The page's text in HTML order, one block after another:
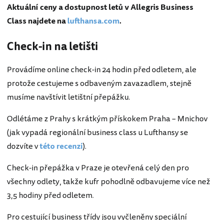
Aktuální ceny a dostupnost letů v Allegris Business
Class najdete nalufthansa.com.
Check-in na letišti
Provádíme online check-in 24 hodin před odletem, ale
protože cestujeme s odbaveným zavazadlem, stejně
musíme navštívit letištní přepážku.
Odlétáme z Prahy s krátkým přískokem Praha – Mnichov
(jak vypadá regionální business class u Lufthansy se
dozvíte vtéto recenzi).
Check-in přepážka v Praze je otevřená celý den pro
všechny odlety, takže kufr pohodlně odbavujeme více než
3,5 hodiny před odletem.
Pro cestující business třídy jsou vyčleněny speciální